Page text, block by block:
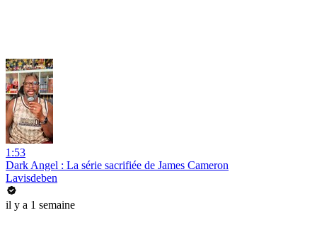
1:53
Dark Angel : La série sacrifiée de James Cameron
Lavisdeben
il y a 1 semaine